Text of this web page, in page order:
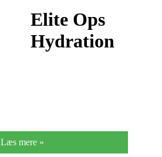
Elite Ops
Hydration
Læs mere »